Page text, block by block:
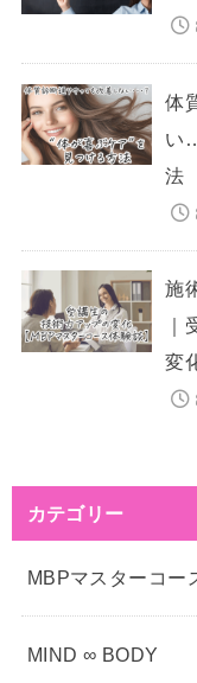
体
い
法
施
変
カテゴリー
MBPマスターコー
MIND ∞ BODY